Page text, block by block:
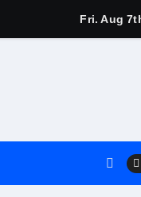
बधानी समेत 13 महिलाओं
Fri. Aug